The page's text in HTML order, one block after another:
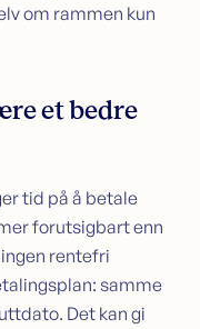
om rammen kun
et bedre
tid på å betale
forutsigbart enn
rentefri
samme
Det kan gi